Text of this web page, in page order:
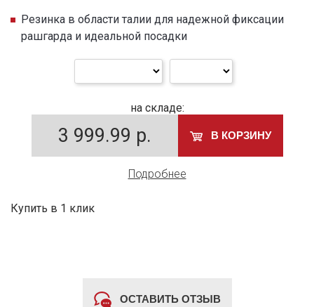
Резинка в области талии для надежной фиксации
рашгарда и идеальной посадки
на складе:
3 999.99 р. В КОРЗИНУ
Подробнее
Купить в 1 клик
ОСТАВИТЬ ОТЗЫВ